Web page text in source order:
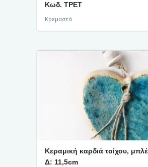
Κωδ. TPET
Κρεμαστά
Κεραμική καρδιά τοίχου, μπλέ
Δ: 11,5cm